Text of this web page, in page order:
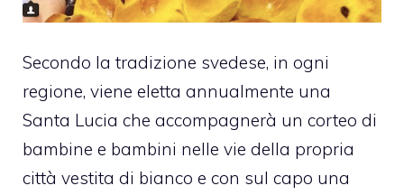
Secondo la tradizione svedese, in ogni
regione, viene eletta annualmente una
Santa Lucia che accompagnerà un corteo di
bambine e bambini nelle vie della propria
città vestita di bianco e con sul capo una